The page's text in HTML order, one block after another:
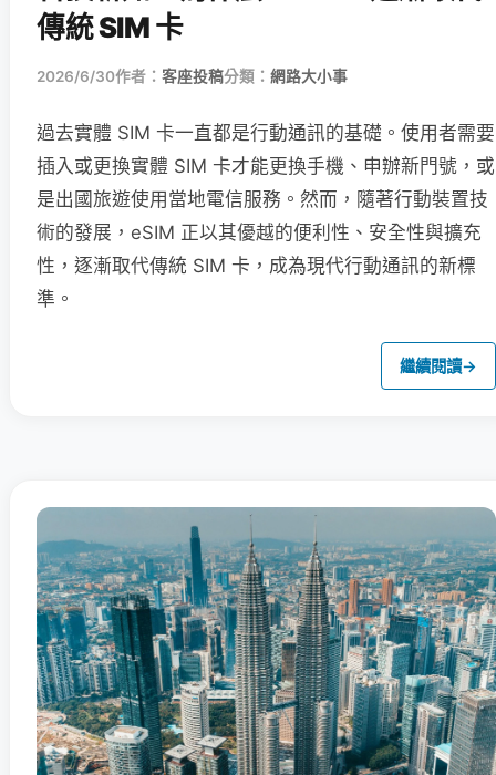
傳統 SIM 卡
2026/6/30作者： 客座投稿分類： 網路大小事
過去實體 SIM 卡一直都是行動通訊的基礎。使用者需要
插入或更換實體 SIM 卡才能更換手機、申辦新門號，或
是出國旅遊使用當地電信服務。然而，隨著行動裝置技
術的發展，eSIM 正以其優越的便利性、安全性與擴充
性，逐漸取代傳統 SIM 卡，成為現代行動通訊的新標
準。
繼續閱讀→